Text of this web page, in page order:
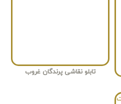
تابلو نقاشی پرندگان غروب